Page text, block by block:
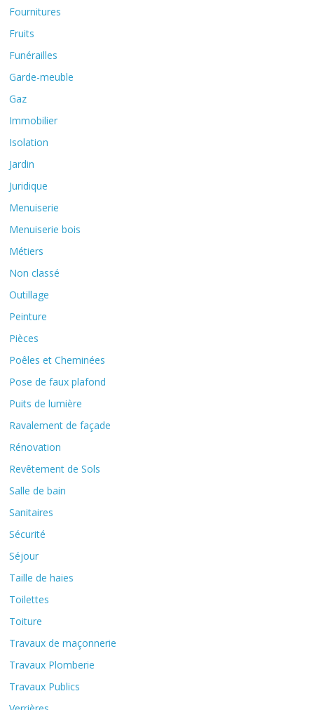
Fournitures
Fruits
Funérailles
Garde-meuble
Gaz
Immobilier
Isolation
Jardin
Juridique
Menuiserie
Menuiserie bois
Métiers
Non classé
Outillage
Peinture
Pièces
Poêles et Cheminées
Pose de faux plafond
Puits de lumière
Ravalement de façade
Rénovation
Revêtement de Sols
Salle de bain
Sanitaires
Sécurité
Séjour
Taille de haies
Toilettes
Toiture
Travaux de maçonnerie
Travaux Plomberie
Travaux Publics